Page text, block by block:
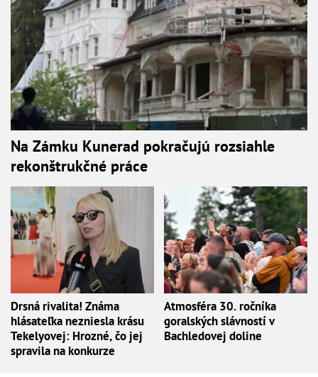
Na Zámku Kunerad pokračujú rozsiahle
rekonštrukčné práce
Drsná rivalita! Známa
hlásateľka nezniesla krásu
Tekelyovej: Hrozné, čo jej
spravila na konkurze
Atmosféra 30. ročníka
goralských slávností v
Bachledovej doline